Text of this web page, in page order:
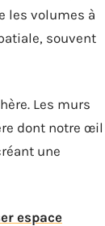
les volumes à
souvent
Les murs
dont notre œil
une
espace